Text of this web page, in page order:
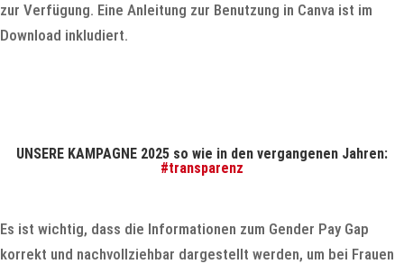
zur Verfügung. Eine Anleitung zur Benutzung in Canva ist im
Download inkludiert.
UNSERE KAMPAGNE 2025 so wie in den vergangenen Jahren:
#transparenz
Es ist wichtig, dass die Informationen zum Gender Pay Gap
korrekt und nachvollziehbar dargestellt werden, um bei Frauen